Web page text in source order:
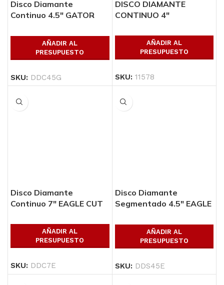
Disco Diamante
Continuo 4.5″ GATOR
AÑADIR AL
PRESUPUESTO
SKU: DDC45G
DISCO DIAMANTE
CONTINUO 4″
AÑADIR AL
PRESUPUESTO
SKU: 11578
Disco Diamante
Continuo 7″ EAGLE CUT
AÑADIR AL
PRESUPUESTO
SKU: DDC7E
Disco Diamante
Segmentado 4.5″ EAGLE
AÑADIR AL
PRESUPUESTO
SKU: DDS45E